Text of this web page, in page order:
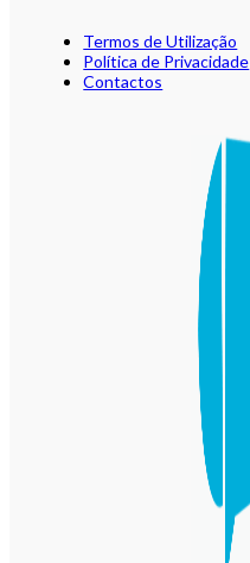
Termos de Utilização
Política de Privacidade
Contactos